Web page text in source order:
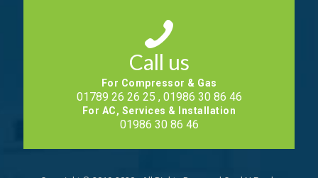
Call us
For Compressor & Gas
01789 26 26 25 , 01986 30 86 46
For AC, Services & Installation
01986 30 86 46